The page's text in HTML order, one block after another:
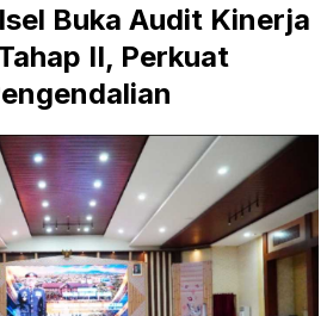
Buka Audit Kinerja
II, Perkuat